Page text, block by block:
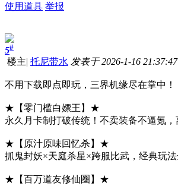
使用道具 举报
5#
楼主| 托尼带水 发表于 2026-1-16 21:37:47
不用下载即点即玩，三界机缘尽在掌中！
★【零门槛白嫖王】★
永久月卡制打破传统！不卖装备不逼氪
★【原汁原味回忆杀】★
抓鬼封妖×天庭杀星×跨服比武，经典玩
★【百万道友修仙圈】★